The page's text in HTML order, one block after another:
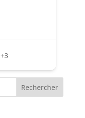
+3
Rechercher